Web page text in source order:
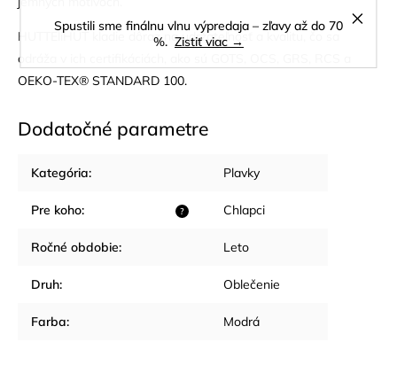
Spustili sme finálnu vlnu výpredaja – zľavy až do 70
%. Zistiť viac →
HUTTEliHUT kladie dôraz na udržateľnosť a kvalitu, čo sa
odráža v ich certifikáciách, ako sú GOTS, OCS, GRS, RCS a
OEKO-TEX® STANDARD 100.
Dodatočné parametre
Kategória: Plavky
?
Pre koho: Chlapci
Ročné obdobie: Leto
Druh: Oblečenie
Farba: Modrá